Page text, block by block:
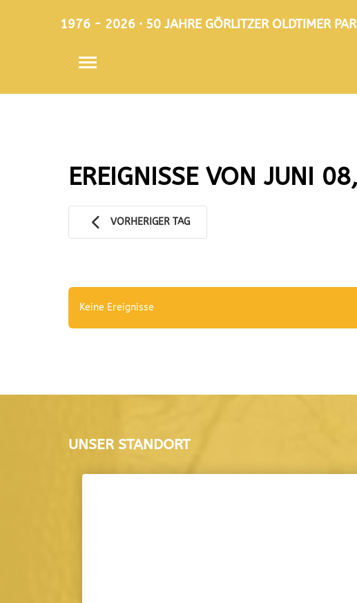
1976 - 2026 · 50 JAHRE GÖRLITZER OLDTIMER
EREIGNISSE VON JUNI
VORHERIGER TAG
Keine Ereignisse
UNSER STANDORT